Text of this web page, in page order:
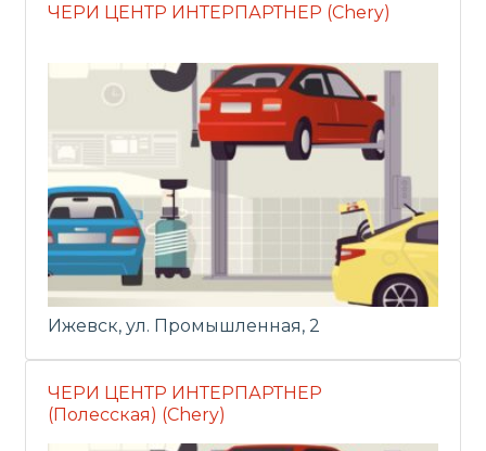
ЧЕРИ ЦЕНТР ИНТЕРПАРТНЕР (Chery)
Ижевск, ул. Промышленная, 2
ЧЕРИ ЦЕНТР ИНТЕРПАРТНЕР
(Полесская) (Chery)